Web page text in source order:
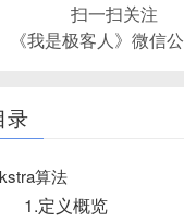
扫一扫关注
《我是极客人》微信
录
算法
1.定义概览